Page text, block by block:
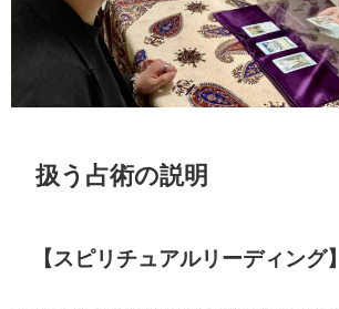
扱う占術の説明
【スピリチュアルリーディング】